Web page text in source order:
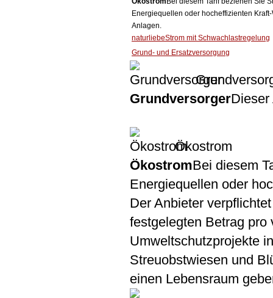
Energiequellen oder hocheffizienten
Anlagen.
naturliebeStrom mit Schwachlastregelung
Grund- und Ersatzversorgung
GrundversorgerDieser
Ökostrom
ÖkostromBei diesem
Energiequellen oder
Der Anbieter
festgelegten Betrag
Umweltschutzprojekte
Streuobstwiesen und
einen Lebensraum